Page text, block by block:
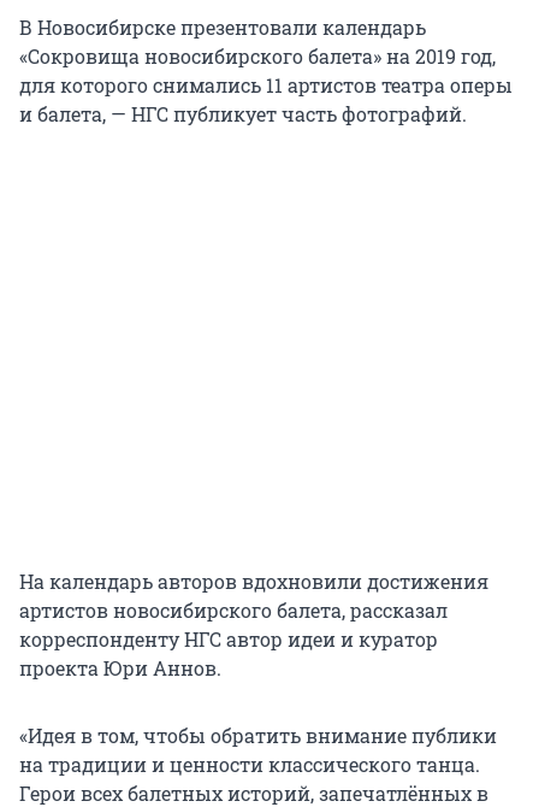
В Новосибирске презентовали календарь
«Сокровища новосибирского балета» на 2019 год,
для которого снимались 11 артистов театра оперы
и балета, — НГС публикует часть фотографий.
На календарь авторов вдохновили достижения
артистов новосибирского балета, рассказал
корреспонденту НГС автор идеи и куратор
проекта Юри Аннов.
«Идея в том, чтобы обратить внимание публики
на традиции и ценности классического танца.
Герои всех балетных историй, запечатлённых в